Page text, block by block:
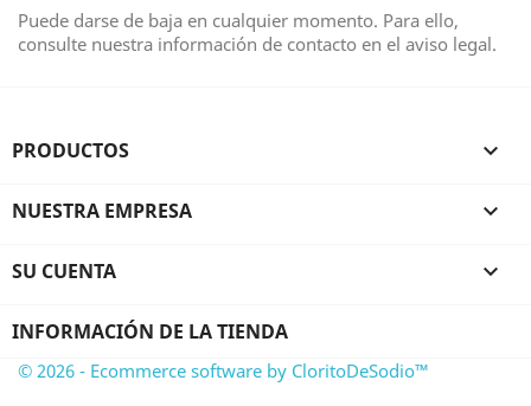
Puede darse de baja en cualquier momento. Para ello,
consulte nuestra información de contacto en el aviso legal.
PRODUCTOS 
NUESTRA EMPRESA 
SU CUENTA 
INFORMACIÓN DE LA TIENDA
© 2026 - Ecommerce software by CloritoDeSodio™